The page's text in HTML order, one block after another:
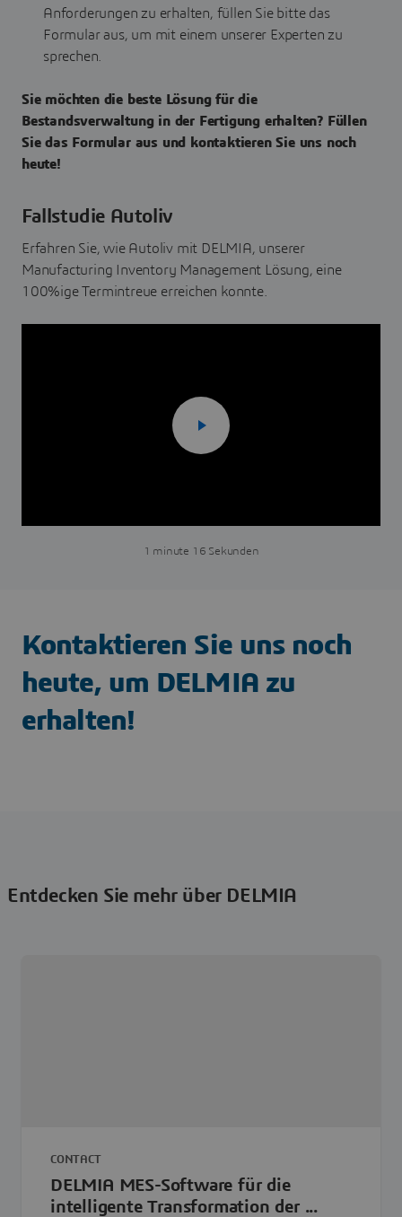
Anforderungen zu erhalten, füllen Sie bitte das
Formular aus, um mit einem unserer Experten zu
sprechen.
Sie möchten die beste Lösung für die
Bestandsverwaltung in der Fertigung erhalten? Füllen
Sie das Formular aus und kontaktieren Sie uns noch
heute!
Fallstudie Autoliv
Erfahren Sie, wie Autoliv mit DELMIA, unserer
Manufacturing Inventory Management Lösung, eine
100%ige Termintreue erreichen konnte.
1 minute 16 Sekunden
Kontaktieren Sie uns noch
heute, um DELMIA zu
erhalten!
Entdecken Sie mehr über DELMIA
CONTACT
DELMIA MES-Software für die
intelligente Transformation der ...